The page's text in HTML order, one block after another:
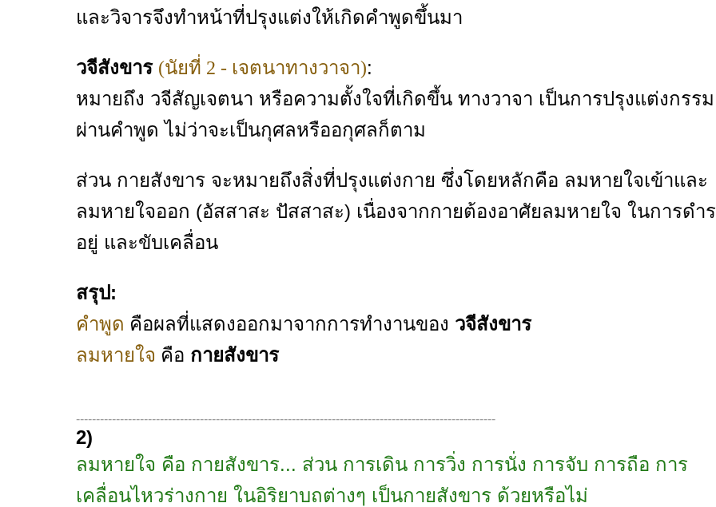
และวิจารจึงทำหน้าที่ปรุงแต่งให้เกิดคำพูดขึ้นมา
วจีสังขาร (นัยที่ 2 - เจตนาทางวาจา):
หมายถึง วจีสัญเจตนา หรือความตั้งใจที่เกิดขึ้น ทางวาจา เป็นการปรุงแต่งกรรม
ผ่านคำพูด ไม่ว่าจะเป็นกุศลหรืออกุศลก็ตาม
ส่วน กายสังขาร จะหมายถึงสิ่งที่ปรุงแต่งกาย ซึ่งโดยหลักคือ ลมหายใจเข้าและ
ลมหายใจออก (อัสสาสะ ปัสสาสะ) เนื่องจากกายต้องอาศัยลมหายใจ ในการดำ
อยู่ และขับเคลื่อน
สรุป:
คำพูด คือผลที่แสดงออกมาจากการทำงานของ วจีสังขาร
ลมหายใจ คือ กายสังขาร
---------------------------------------------------------------------------------------------------------
2)
ลมหายใจ คือ กายสังขาร... ส่วน การเดิน การวิ่ง การนั่ง การจับ การถือ การ
เคลื่อนไหวร่างกาย ในอิริยาบถต่างๆ เป็นกายสังขาร ด้วยหรือไม่